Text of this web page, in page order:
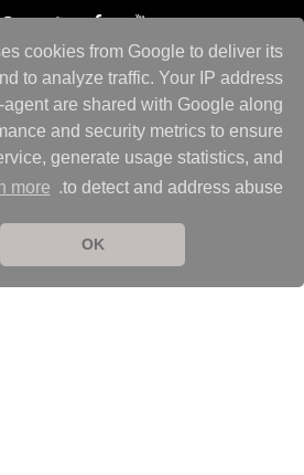
cookies from Google to deliver its
to analyze traffic. Your IP address
agent are shared with Google along
and security metrics to ensure
generate usage statistics, and
to detect and address abuse.
more
OK